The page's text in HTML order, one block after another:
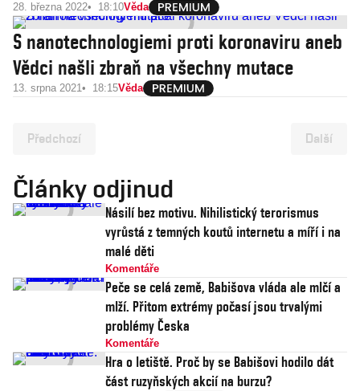
28. března 2022 18:10Věda
S nanotechnologiemi proti koronaviru aneb
Vědci našli zbraň na všechny mutace
13. srpna 2021 18:15Věda
Předchozí Další
Články odjinud
Násilí bez motivu. Nihilistický terorismus
vyrůstá z temných koutů internetu a míří i na
malé děti
Komentáře
Peče se celá země, Babišova vláda ale mlčí a
mlží. Přitom extrémy počasí jsou trvalými
problémy Česka
Komentáře
Hra o letiště. Proč by se Babišovi hodilo dát
část ruzyňských akcií na burzu?